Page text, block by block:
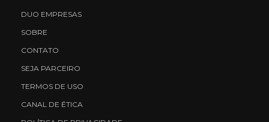
DUO EMPRESAS
SOBRE
CONTATO
SEJA PARCEIRO
TERMOS DE USO
CANAL DE ÉTICA